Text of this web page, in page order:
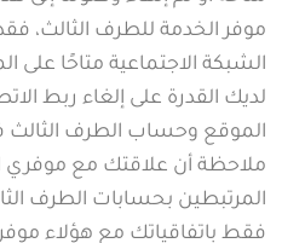
موفر الخدمة للطرف الثالث،
الشبكة الاجتماعية متاحًا على
لديك القدرة على إلغاء ربط
الموقع وحساب الطرف
ملاحظة أن علاقتك مع موفري
المرتبطين بحسابات الطرف
فقط باتفاقياتك مع هؤلاء